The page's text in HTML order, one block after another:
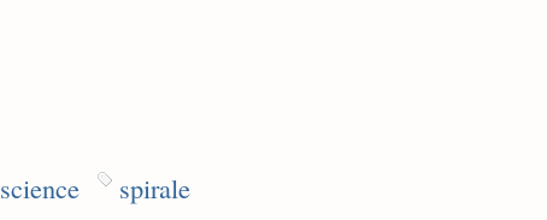
science spirale